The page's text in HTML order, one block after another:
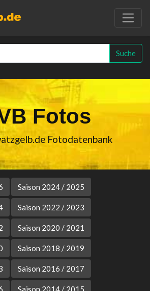
Suche
Fotos
Fotodatenbank
Saison 2024 / 2025
Saison 2022 / 2023
Saison 2020 / 2021
Saison 2018 / 2019
Saison 2016 / 2017
Saison 2014 / 2015